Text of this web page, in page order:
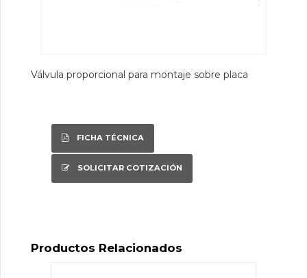
Válvula proporcional para montaje sobre placa
FICHA TÉCNICA
SOLICITAR COTIZACIÓN
Productos Relacionados